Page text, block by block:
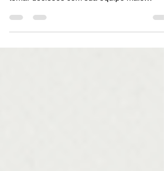
O Moving Motivator ferramenta do
Management 3.0 que ajuda os líderes a
tomar decisões com sua equipe mais